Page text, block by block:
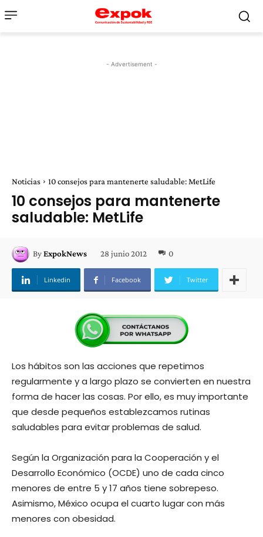
- Advertisement -
Noticias 10 consejos para mantenerte saludable: MetLife
10 consejos para mantenerte
saludable: MetLife
ByExpokNews 28 junio 2012 0
Linkedin Facebook Twitter
Los hábitos son las acciones que repetimos
regularmente y a largo plazo se convierten en nuestra
forma de hacer las cosas. Por ello, es muy importante
que desde pequeños establezcamos rutinas
saludables para evitar problemas de salud.
Según la Organización para la Cooperación y el
Desarrollo Económico (OCDE) uno de cada cinco
menores de entre 5 y 17 años tiene sobrepeso.
Asimismo, México ocupa el cuarto lugar con más
menores con obesidad.